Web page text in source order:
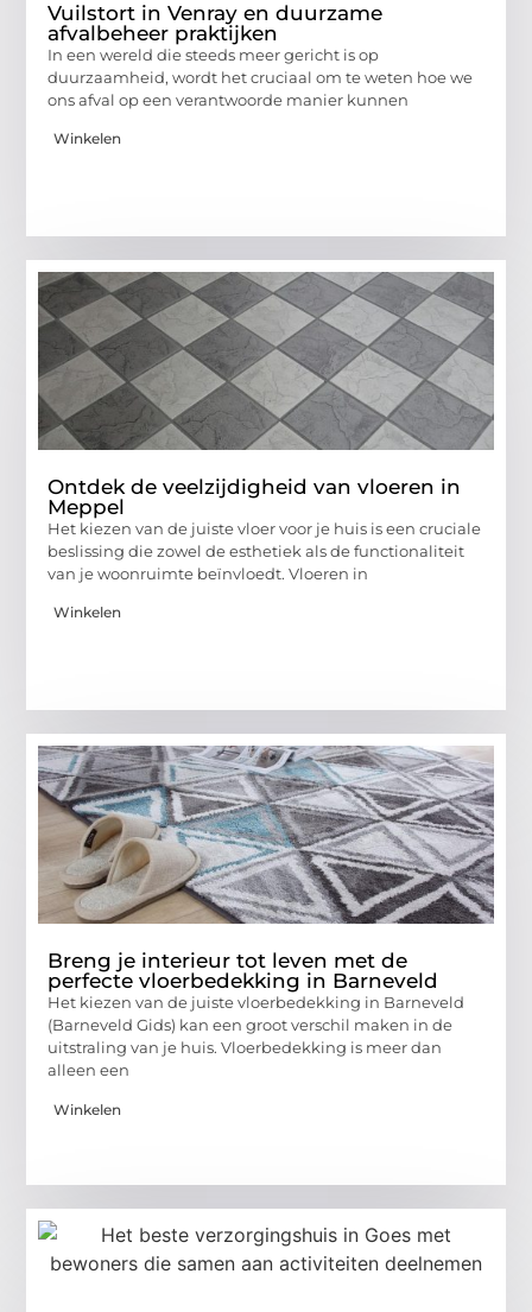
Vuilstort in Venray en duurzame
afvalbeheer praktijken
In een wereld die steeds meer gericht is op
duurzaamheid, wordt het cruciaal om te weten hoe we
ons afval op een verantwoorde manier kunnen
Winkelen
Ontdek de veelzijdigheid van vloeren in
Meppel
Het kiezen van de juiste vloer voor je huis is een cruciale
beslissing die zowel de esthetiek als de functionaliteit
van je woonruimte beïnvloedt. Vloeren in
Winkelen
Breng je interieur tot leven met de
perfecte vloerbedekking in Barneveld
Het kiezen van de juiste vloerbedekking in Barneveld
(Barneveld Gids) kan een groot verschil maken in de
uitstraling van je huis. Vloerbedekking is meer dan
alleen een
Winkelen